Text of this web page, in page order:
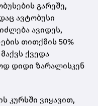
გარეშე,
ავტობუსი
ავიდეს,
თითქმის 50%
ქვედა
დიდი ზარალისკენ
კურსში ვიყავით,